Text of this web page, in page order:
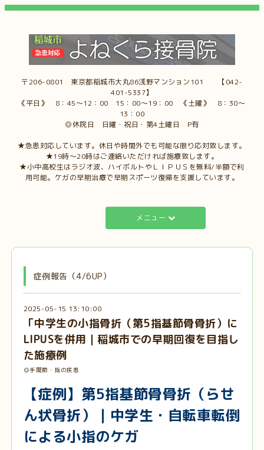
〒206-0801 東京都稲城市大丸86浅野マンション101 【042-
401-5337】
《平日》 8：45～12：00 15：00～19：00 《土曜》 8：30～
13：00
◎休院日 日曜・祝日・第4土曜日 P有
★急患対応しています。休日や時間外でも可能な限り応対致します。
★19時～20時はご連絡いただければ施療致します。
★小中高校生はラジオ波、ハイボルトやＬＩＰＵＳを無料/半額で利
用可能。ケガの早期治療で早期スポーツ復帰を支援しています。
メニュー
症例報告（4/6UP）
2025-05-15 13:10:00
「中学生の小指骨折（第5指基節骨骨折）に
LIPUSを併用｜稲城市での早期回復を目指し
た施療例
◎手関節・指の疾患
【症例】第5指基節骨骨折（らせ
ん状骨折）｜中学生・自転車転倒
による小指のケガ